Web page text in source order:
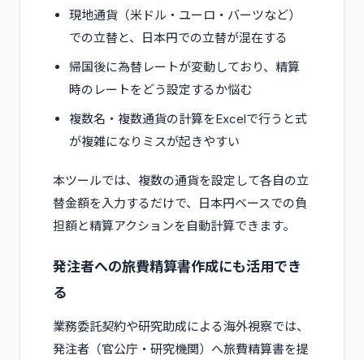
現地通貨（米ドル・ユーロ・バーツなど）
での立替と、日本円での立替が混在する
帰国後に為替レートが変動しており、精算
時のレートをどう設定するか悩む
複数名・複数通貨の計算をExcelで行うと式
が複雑になりミスが起きやすい
本ツールでは、複数の通貨を設定して各自の立
替金額を入力するだけで、日本円ベースでの負
担額と精算アクションを自動計算できます。
発注者への旅費精算書作成にも活用でき
る
業務委託契約や研究助成による海外視察では、
発注者（官公庁・研究機関）へ旅費精算書を提